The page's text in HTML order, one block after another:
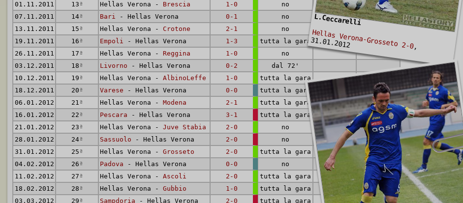
L.Ceccarelli
Hellas Verona-Grosseto 2-0,
31.01.2012
01.11.2011
13 ª Hellas Verona - Brescia 1-0
no
07.11.2011
14ª Bari - Hellas Verona 0-1
no
13.11.2011
15 ª Hellas Verona - Crotone 2-1
no
19.11.2011
16 ª Empoli - Hellas Verona 1-3
tutta la gara
26.11.2011
17 ª Hellas Verona - Reggina 1-0
no
03.12.2011
18 ª Livorno - Hellas Verona 0-2
dal 72'
10.12.2011
19 ª Hellas Verona - AlbinoLeffe 1-0
tutta la gara
18.12.2011
20 ª Varese - Hellas Verona 0-0
tutta la gara
06.01.2012
21 ª Hellas Verona - Modena 2-1
tutta la gara
16.01.2012
22 ª Pescara - Hellas Verona 3-1
tutta la gara
21.01.2012
23 ª Hellas Verona - Juve Stabia 2-0
no
28.01.2012
24ª Sassuolo - Hellas Verona 2-0
no
31.01.2012
25 ª Hellas Verona - Grosseto 2-0
tutta la gara
04.02.2012
26 ª Padova - Hellas Verona 0-0
no
11.02.2012
27 ª Hellas Verona - Ascoli 2-0
tutta la gara
18.02.2012
28 ª Hellas Verona - Gubbio 1-0
tutta la gara
03.03.2012
29 ª Sampdoria - Hellas Verona 2-0
tutta la gara